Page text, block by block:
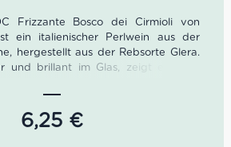
Frizzante Bosco dei Cirmioli von
ein italienischer Perlwein aus der
hergestellt aus der Rebsorte Glera.
und brillant im Glas, zeigt er feine
wirkt dieser Prosecco frisch, leicht
– ein zugänglicher, fein
für Aperitivo, Antipasti und leichte
6,25 €